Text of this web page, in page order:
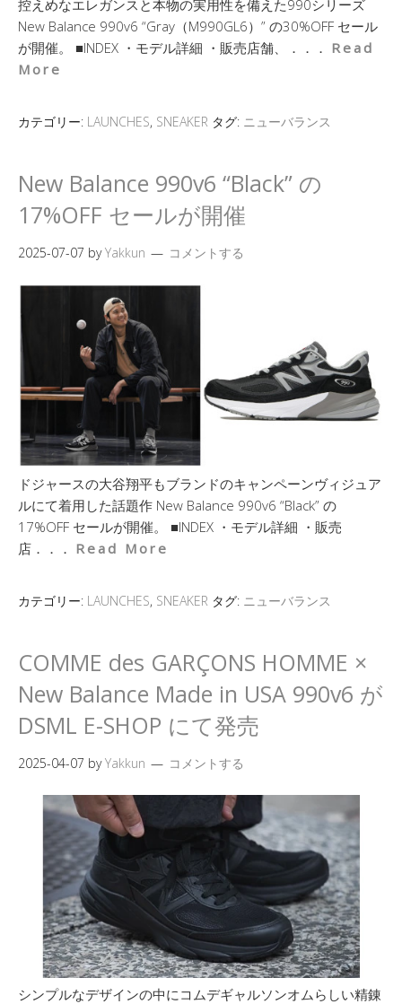
控えめなエレガンスと本物の実用性を備えた990シリーズ
New Balance 990v6 “Gray（M990GL6）” の30%OFF セール
が開催。 ■INDEX ・モデル詳細 ・販売店舗、．．． Read
More
カテゴリー: LAUNCHES, SNEAKER タグ: ニューバランス
New Balance 990v6 “Black” の
17%OFF セールが開催
2025-07-07 byYakkun コメントする
ドジャースの大谷翔平もブランドのキャンペーンヴィジュア
ルにて着用した話題作 New Balance 990v6 “Black” の
17%OFF セールが開催。 ■INDEX ・モデル詳細 ・販売
店．．． Read More
カテゴリー: LAUNCHES, SNEAKER タグ: ニューバランス
COMME des GARÇONS HOMME ×
New Balance Made in USA 990v6 が
DSML E-SHOP にて発売
2025-04-07 byYakkun コメントする
シンプルなデザインの中にコムデギャルソンオムらしい精錬